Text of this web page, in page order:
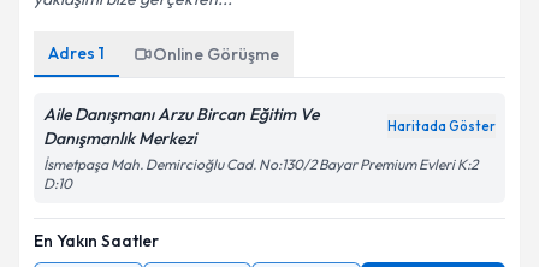
yaklaşımı bize gerçekten...
Adres 1 Online Görüşme
Aile Danışmanı Arzu Bircan Eğitim Ve
Danışmanlık Merkezi
İsmetpaşa Mah. Demircioğlu Cad. No:130/2 Bayar Premium Evleri K:2
En Yakın Saatler